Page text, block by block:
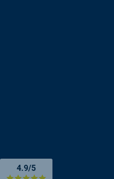
4.9/5